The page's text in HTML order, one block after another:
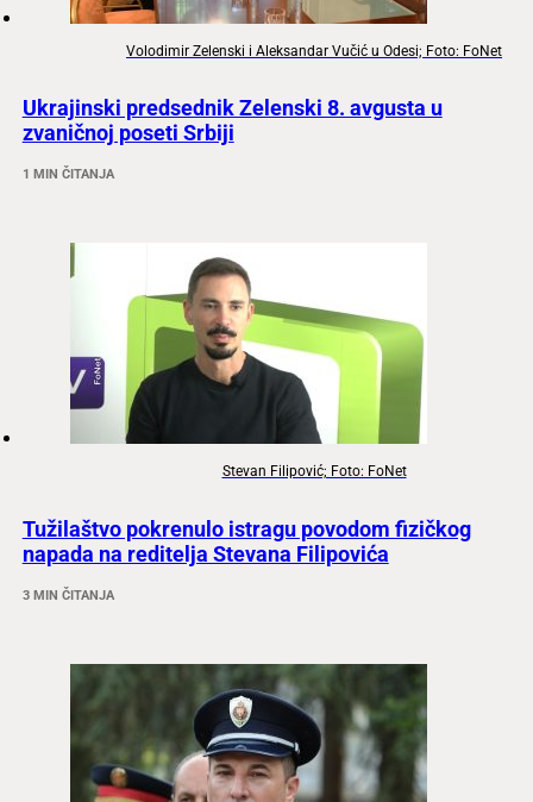
Volodimir Zelenski i Aleksandar Vučić u Odesi; Foto: FoNet
Ukrajinski predsednik Zelenski 8. avgusta u
zvaničnoj poseti Srbiji
1 MIN ČITANJA
Stevan Filipović; Foto: FoNet
Tužilaštvo pokrenulo istragu povodom fizičkog
napada na reditelja Stevana Filipovića
3 MIN ČITANJA